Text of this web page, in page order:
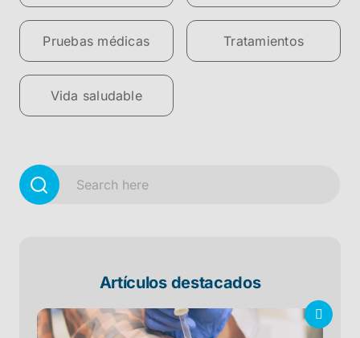
Pruebas médicas Tratamientos
Vida saludable
Artículos destacados